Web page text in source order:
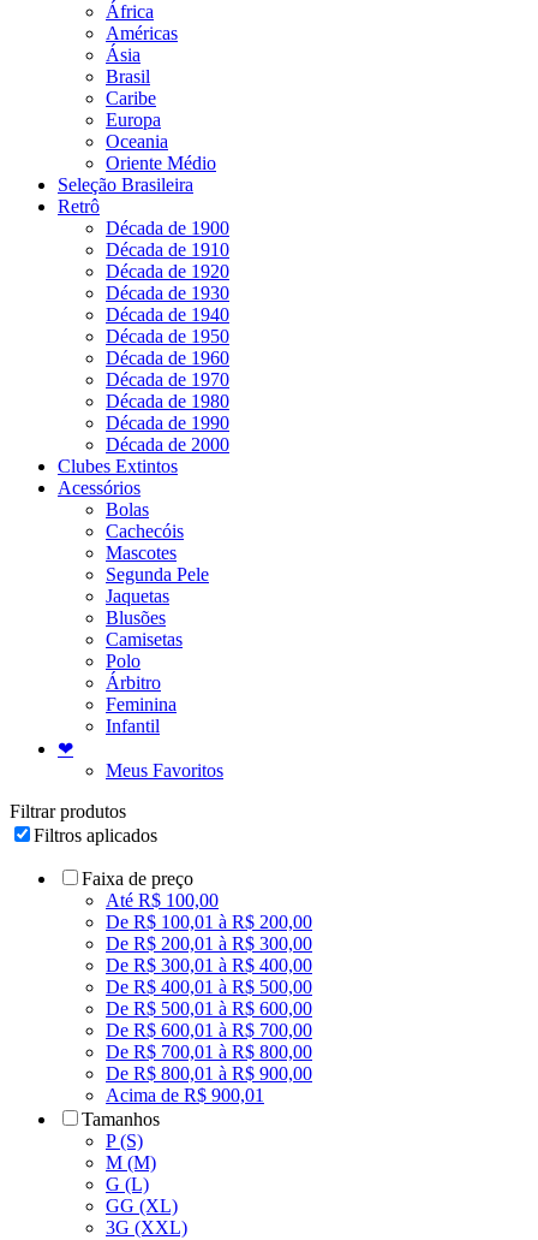
África
Américas
Ásia
Brasil
Caribe
Europa
Oceania
Oriente Médio
Seleção Brasileira
Retrô
Década de 1900
Década de 1910
Década de 1920
Década de 1930
Década de 1940
Década de 1950
Década de 1960
Década de 1970
Década de 1980
Década de 1990
Década de 2000
Clubes Extintos
Acessórios
Bolas
Cachecóis
Mascotes
Segunda Pele
Jaquetas
Blusões
Camisetas
Polo
Árbitro
Feminina
Infantil
❤
Meus Favoritos
Filtrar produtos
Filtros aplicados
Faixa de preço
Até R$ 100,00
De R$ 100,01 à R$ 200,00
De R$ 200,01 à R$ 300,00
De R$ 300,01 à R$ 400,00
De R$ 400,01 à R$ 500,00
De R$ 500,01 à R$ 600,00
De R$ 600,01 à R$ 700,00
De R$ 700,01 à R$ 800,00
De R$ 800,01 à R$ 900,00
Acima de R$ 900,01
Tamanhos
P (S)
M (M)
G (L)
GG (XL)
3G (XXL)